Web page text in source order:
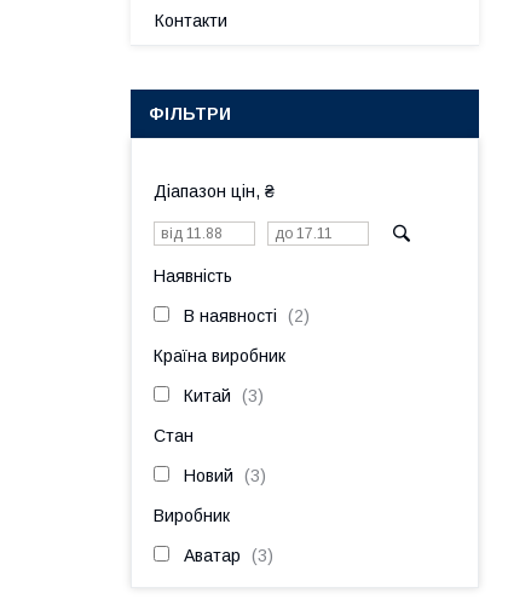
Контакти
ФІЛЬТРИ
Діапазон цін, ₴
Наявність
В наявності 2
Країна виробник
Китай 3
Стан
Новий 3
Виробник
Аватар 3